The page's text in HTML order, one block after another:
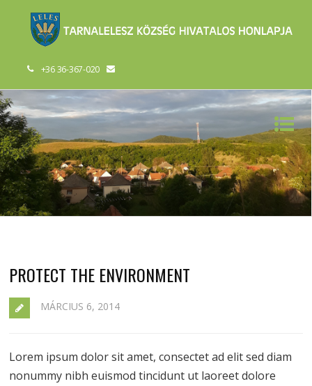
+36 36-367-020
PROTECT THE ENVIRONMENT
MÁRCIUS 6, 2014
Lorem ipsum dolor sit amet, consectet ad elit sed diam
nonummy nibh euismod tincidunt ut laoreet dolore